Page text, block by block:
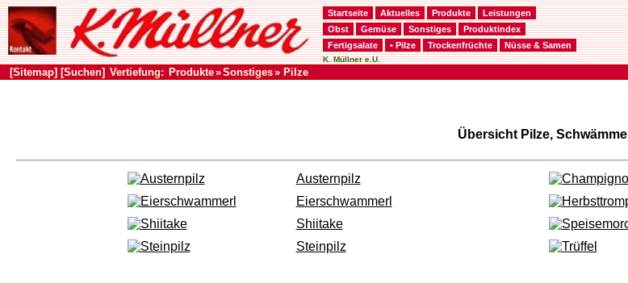
Startseite Aktuelles Produkte
Leistungen
Obst
Gemüse Sonstiges
Produktindex
Fertigsalate
• Pilze Trockenfrüchte Nüsse & Samen
K. Müllner e.U.
[Sitemap] [Suchen] Vertiefung: Produkte»Sonstiges» Pilze
Übersicht Pilze, Schwämme
Austernpilz
Eierschwammerl
Shiitake
Steinpilz